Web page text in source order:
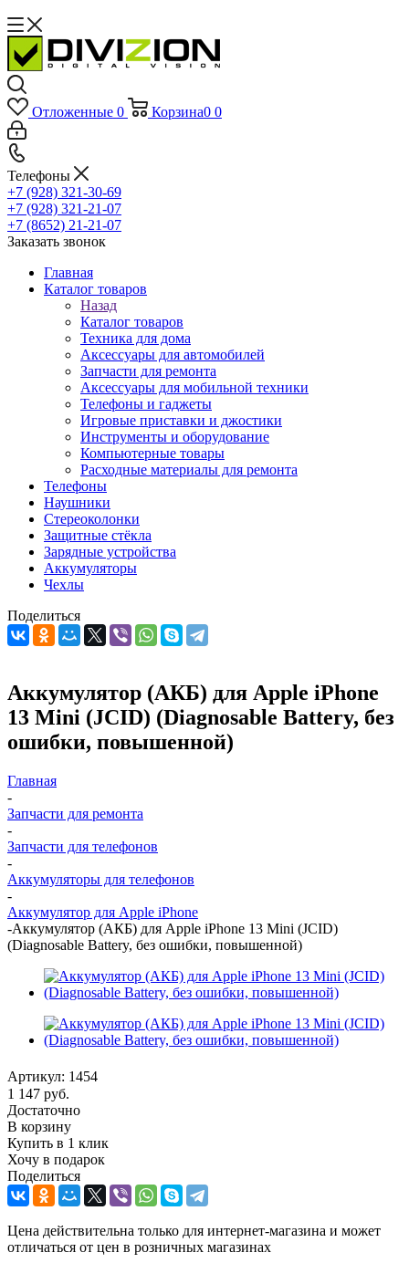
Отложенные 0 Корзина0 0
Телефоны
+7 (928) 321-30-69
+7 (928) 321-21-07
+7 (8652) 21-21-07
Заказать звонок
Главная
Каталог товаров
Назад
Каталог товаров
Техника для дома
Аксессуары для автомобилей
Запчасти для ремонта
Аксессуары для мобильной техники
Телефоны и гаджеты
Игровые приставки и джостики
Инструменты и оборудование
Компьютерные товары
Расходные материалы для ремонта
Телефоны
Наушники
Стереоколонки
Защитные стёкла
Зарядные устройства
Аккумуляторы
Чехлы
Поделиться
Аккумулятор (АКБ) для Apple iPhone
13 Mini (JCID) (Diagnosable Battery, без
ошибки, повышенной)
Главная
-
Запчасти для ремонта
-
Запчасти для телефонов
-
Аккумуляторы для телефонов
-
Аккумулятор для Apple iPhone
-Аккумулятор (АКБ) для Apple iPhone 13 Mini (JCID)
(Diagnosable Battery, без ошибки, повышенной)
Артикул: 1454
1 147 руб.
Достаточно
В корзину
Купить в 1 клик
Хочу в подарок
Поделиться
Цена действительна только для интернет-магазина и может
отличаться от цен в розничных магазинах